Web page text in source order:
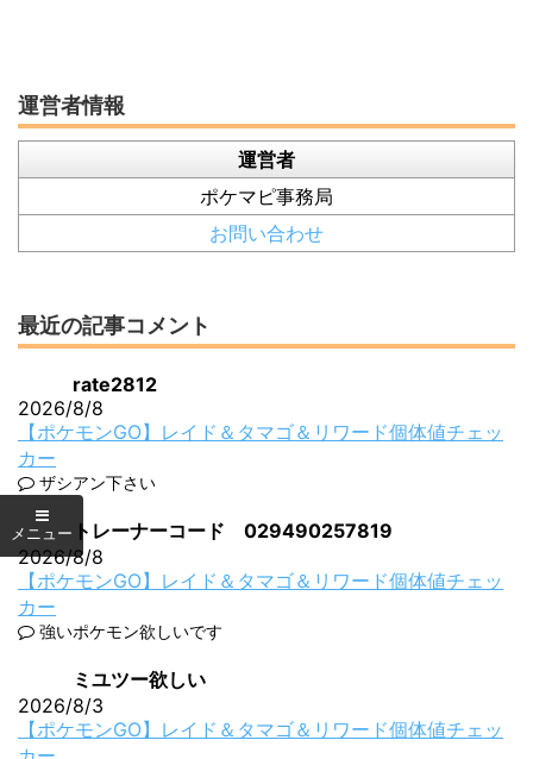
運営者情報
運営者
ポケマピ事務局
お問い合わせ
最近の記事コメント
rate2812
2026/8/8
【ポケモンGO】レイド＆タマゴ＆リワード個体値チェッ
カー
ザシアン下さい
トレーナーコード 029490257819
2026/8/8
【ポケモンGO】レイド＆タマゴ＆リワード個体値チェッ
カー
強いポケモン欲しいです
ミユツー欲しい
2026/8/3
【ポケモンGO】レイド＆タマゴ＆リワード個体値チェッ